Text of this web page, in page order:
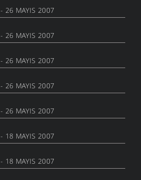
- 26 MAYIS 2007
- 26 MAYIS 2007
- 26 MAYIS 2007
- 26 MAYIS 2007
- 26 MAYIS 2007
- 18 MAYIS 2007
- 18 MAYIS 2007